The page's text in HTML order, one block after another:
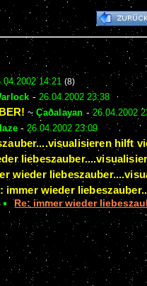
14:21 (8)
- 26.04.2002 23:38
~Çaðalayan -26.04.2002
-26.04.2002 23:09
hilft
wieder
immer wieder
Re: immer wieder